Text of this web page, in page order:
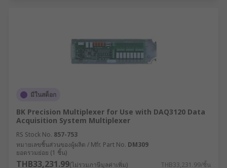
มีในสต็อก
BK Precision Multiplexer for Use with DAQ3120 Data
Acquisition System Multiplexer
RS Stock No. 857-753
หมายเลขชิ้นส่วนของผู้ผลิต / Mfr. Part No. DM309
ยอดรวมย่อย (1 ชิ้น)
THB33,231.99(ไม่รวมภาษีมูลค่าเพิ่ม) THB33,231.99/ชิ้น